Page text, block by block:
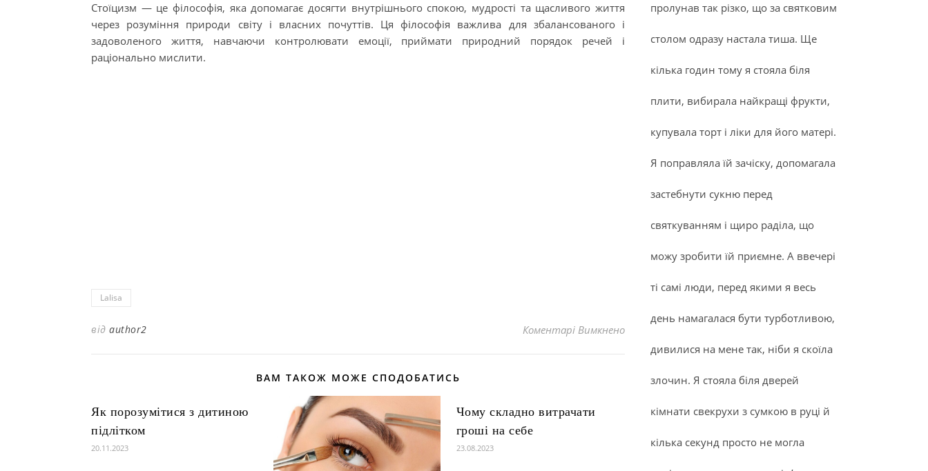
Стоїцизм — це філософія, яка допомагає досягти внутрішнього спокою, мудрості та щасливого життя
через розуміння природи світу і власних почуттів. Ця філософія важлива для збалансованого і
задоволеного життя, навчаючи контролювати емоції, приймати природний порядок речей і
раціонально мислити.
Lalisa
від author2 Коментарі Вимкненодо Стоїцизм: що це і чому це так важливо для щасливого
ВАМ ТАКОЖ МОЖЕ СПОДОБАТИСЬ
Як порозумітися з дитиною
підлітком
20.11.2023
Чому складно витрачати
гроші на себе
23.08.2023
пролунав так різко, що за святковим
столом одразу настала тиша. Ще
кілька годин тому я стояла біля
плити, вибирала найкращі фрукти,
купувала торт і ліки для його матері.
Я поправляла їй зачіску, допомагала
застебнути сукню перед
святкуванням і щиро раділа, що
можу зробити їй приємне. А ввечері
ті самі люди, перед якими я весь
день намагалася бути турботливою,
дивилися на мене так, ніби я скоїла
злочин. Я стояла біля дверей
кімнати свекрухи з сумкою в руці й
кілька секунд просто не могла